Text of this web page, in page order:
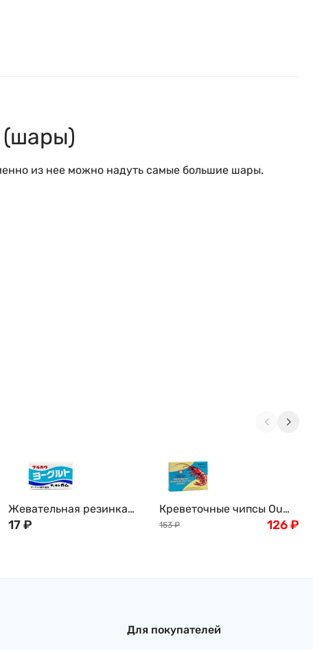
(шары)
из нее можно надуть самые большие шары.
Жевательная резинка
MARUKAWA, со вкусом
17₽
Креветочные чипсы Ou
Jiang, 227г
153 ₽ 126₽
Для покупателей